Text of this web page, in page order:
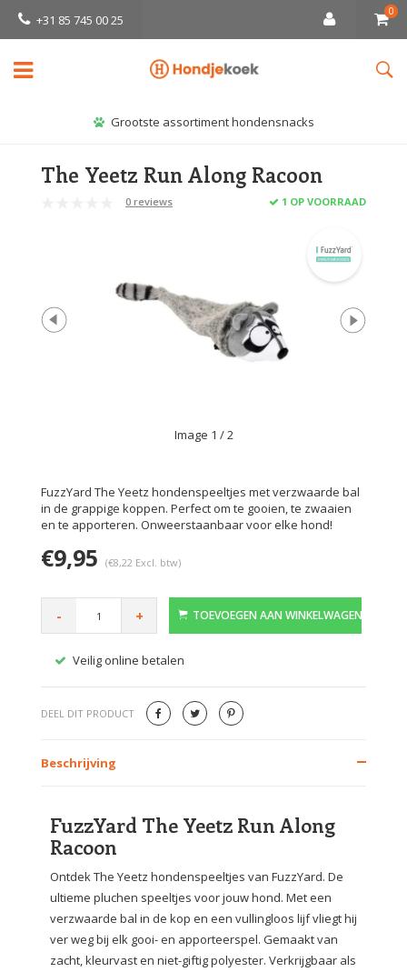
+31 85 745 00 25
0
Grootste assortiment hondensnacks
The Yeetz Run Along Racoon
0 reviews 1 OP VOORRAAD
Image 1 / 2
FuzzYard The Yeetz hondenspeeltjes met verzwaarde bal
in de grappige koppen. Perfect om te gooien, te zwaaien
en te apporteren. Onweerstaanbaar voor elke hond!
€9,95 (€8,22 Excl. btw)
- + TOEVOEGEN AAN WINKELWAGEN
Veilig online betalen
DEEL DIT PRODUCT
Beschrijving
FuzzYard The Yeetz Run Along
Racoon
Ontdek The Yeetz hondenspeeltjes van FuzzYard. De
ultieme pluchen speeltjes voor jouw hond. Met een
verzwaarde bal in de kop en een vullingloos lijf vliegt hij
ver weg bij elk gooi- en apporteerspel. Gemaakt van
zacht, kleurvast en niet-giftig polyester. Verkrijgbaar als